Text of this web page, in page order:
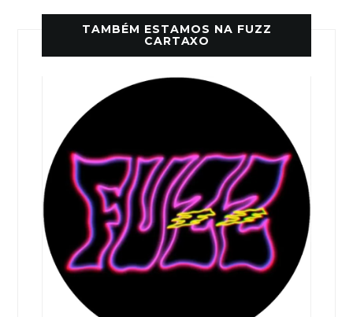
TAMBÉM ESTAMOS NA FUZZ
CARTAXO